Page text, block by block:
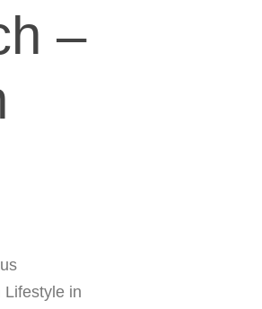
–
Lifestyle in